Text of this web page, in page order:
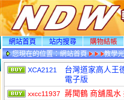
網站首頁 站内搜尋
購物結帳
您現在的位置：網站首頁 教學
XCA2121
台灣道家高人王
電子版
xxcc11937 蔣聞鶴 商舖風水